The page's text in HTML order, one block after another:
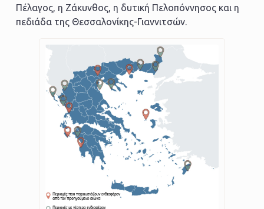
Πέλαγος, η Ζάκυνθος, η δυτική Πελοπόννησος και η
πεδιάδα της Θεσσαλονίκης-Γιαννιτσών.